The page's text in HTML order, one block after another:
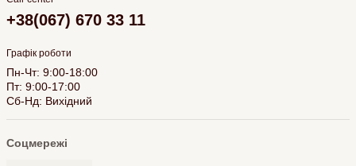
+38(067) 670 33 11
Графік роботи
Пн-Чт: 9:00-18:00
Пт: 9:00-17:00
Сб-Нд: Вихідний
Соцмережі